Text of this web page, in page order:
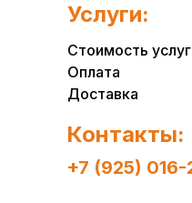
Стоимость услуг
Оплата
Доставка
Услуги:
+7 (925) 016-
Контакты: